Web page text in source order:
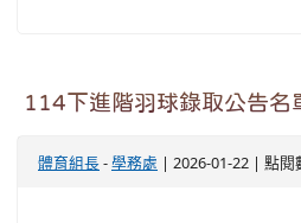
114下進階羽球錄取公告名
體育組長-學務處 | 2026-01-22 | 點閱